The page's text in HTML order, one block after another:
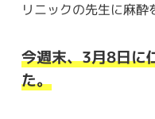
リニックの先生に麻
今週末、3月8日に
た。